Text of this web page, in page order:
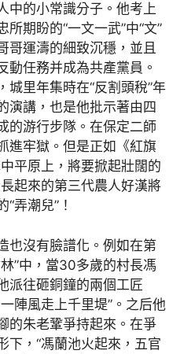
中的小常識分子。他考上
期盼的“一文一武”中“文”
哥運濤的細致沉穩，並且
動任務并成為共產黨員。
城里年集時在“反割頭稅”年
演講，也是他批示著由四
的游行步隊。在保定二師
進牢獄。但是正如《紅旗
平原上，將要掀起壯闊的
起來的第三代農人好漢將
弄潮兒”！
也沒有臉譜化。例如在第
”中，當30多歲的村長馮
派往砸銅鐘的兩個工匠
陣風走上千里堤”。之后他
的朱老鞏爭持起來。在爭
下，“馮蘭池火起來，五官